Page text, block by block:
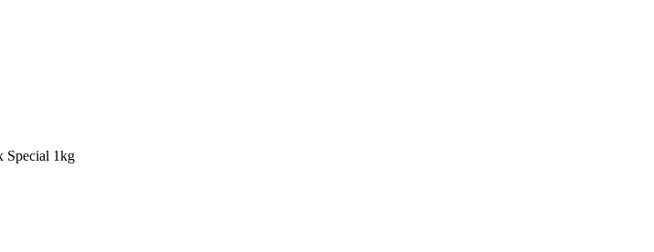
Special 1kg